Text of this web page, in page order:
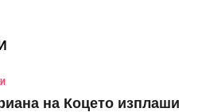
на Коцето изплаши